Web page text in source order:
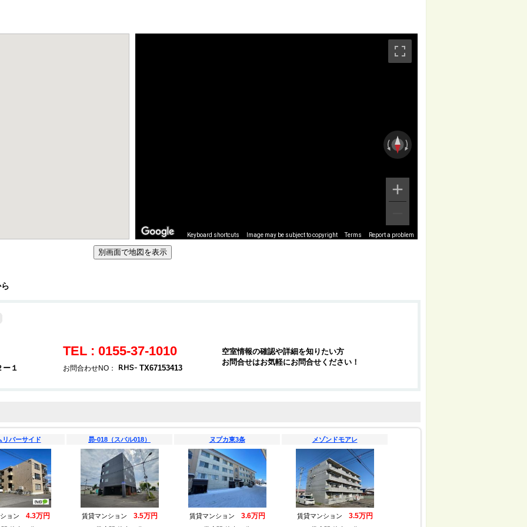
Keyboard shortcuts Image may be subject to copyright Terms Report a problem
ー１
TEL : 0155-37-1010
お問合わせNO： TX67153413
空室情報の確認や詳細を知りたい方
お問合せはお気軽にお問合せください！
リバーサイド
ション 4.3万円
昴-018（スバル018）
賃貸マンション 3.5万円
ヌプカ東3条
賃貸マンション 3.6万円
メゾンドモアレ
賃貸マンション 3.5万円